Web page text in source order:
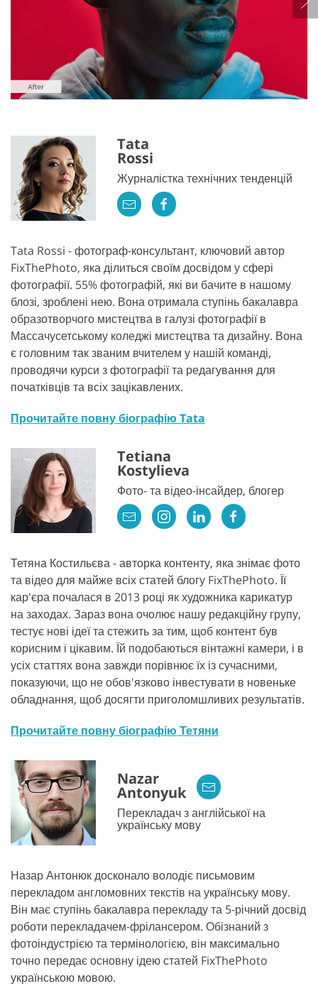
Tata
Rossi
Журналістка технічних тенденцій
Tata Rossi - фотограф-консультант, ключовий автор
FixThePhoto, яка ділиться своїм досвідом у сфері
фотографії. 55% фотографій, які ви бачите в нашому
блозі, зроблені нею. Вона отримала ступінь бакалавра
образотворчого мистецтва в галузі фотографії в
Массачусетському коледжі мистецтва та дизайну. Вона
є головним так званим вчителем у нашій команді,
проводячи курси з фотографії та редагування для
початківців та всіх зацікавлених.
Прочитайте повну біографію Tata
Tetiana
Kostylieva
Фото- та відео-інсайдер, блогер
Тетяна Костильєва - авторка контенту, яка знімає фото
та відео для майже всіх статей блогу FixThePhoto. Її
кар'єра почалася в 2013 році як художника карикатур
на заходах. Зараз вона очолює нашу редакційну групу,
тестує нові ідеї та стежить за тим, щоб контент був
корисним і цікавим. Їй подобаються вінтажні камери, і в
усіх статтях вона завжди порівнює їх із сучасними,
показуючи, що не обов'язково інвестувати в новеньке
обладнання, щоб досягти приголомшливих результатів.
Прочитайте повну біографію Тетяни
Nazar
Antonyuk
Перекладач з англійської на
українську мову
Назар Антонюк досконало володіє письмовим
перекладом англомовних текстів на українську мову.
Він має ступінь бакалавра перекладу та 5-річний досвід
роботи перекладачем-фрілансером. Обізнаний з
фотоіндустрією та термінологією, він максимально
точно передає основну ідею статей FixThePhoto
українською мовою.